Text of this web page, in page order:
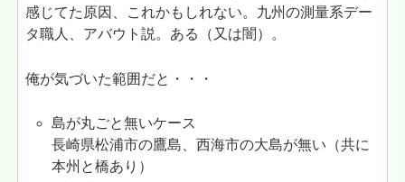
感じてた原因、これかもしれない。九州の測量系デー
タ職人、アバウト説。ある（又は闇）。
俺が気づいた範囲だと・・・
島が丸ごと無いケース
長崎県松浦市の鷹島、西海市の大島が無い（共に
本州と橋あり）